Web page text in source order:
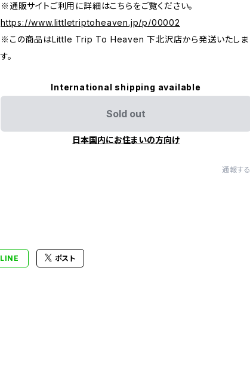
※通販サイトご利用に詳細はこちらをご覧ください。
https://www.littletriptoheaven.jp/p/00002
※この商品はLittle Trip To Heaven 下北沢店から発送いたしま
す。
International shipping available
Sold out
日本国内にお住まいの方向け
通報する
LINE ポスト